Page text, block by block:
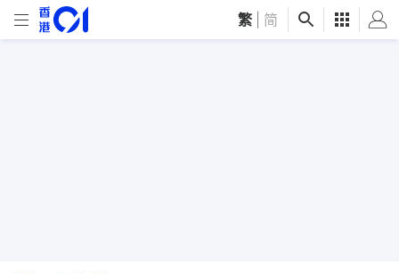
繁 简